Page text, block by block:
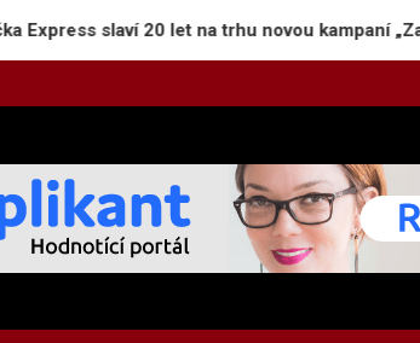
20 let na trhu novou kampaní „Zaparkuj